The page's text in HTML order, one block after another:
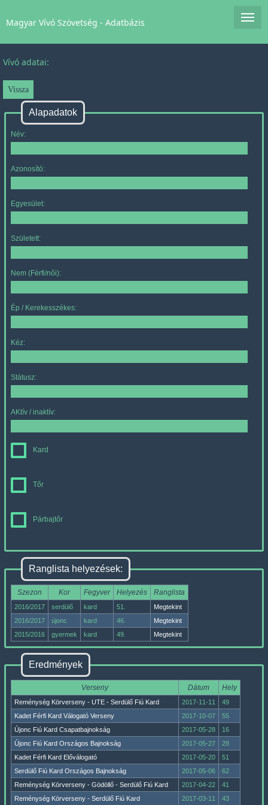
Magyar Vívó Szövetség - Adatbázis
Vívó adatai:
Alapadatok
Név:
Azonosító:
Egyesület:
Született:
Nem (Férfi/női):
Ép / Kerekesszékes:
Kéz:
Státusz:
AKtív / inaktív:
Kard
Tőr
Párbajtőr
Ranglista helyezések:
Szezon Kor Fegyver Helyezés Ranglista
2016/2017 serdülő kard 51.
Megtekint
2016/2017
újonc kard 46.
Megtekint
2015/2016
gyermek kard 49. Megtekint
Eredmények
Verseny Dátum Hely
Reménység Körverseny - UTE - Serdülő Fiú Kard 2017-11-11
49
Kadet Férfi Kard Válogató Verseny
2017-10-07
55
Újonc Fiú Kard Csapatbajnokság
2017-05-28
16
Újonc Fiú Kard Országos Bajnokság
2017-05-27
28
Kadet Férfi Kard Előválogató
2017-05-20
51
Serdülő Fiú Kard Országos Bajnokság
2017-05-06
62
Reménység Körverseny - Gödöllő - Serdülő Fiú Kard
2017-04-22
41
Reménység Körverseny - Serdülő Fiú Kard
2017-03-11 43